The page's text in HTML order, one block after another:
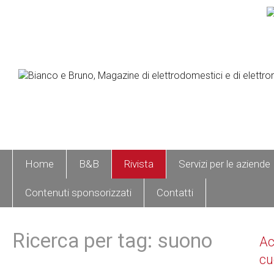
Home B&B Rivista Servizi per le aziende
Contenuti sponsorizzati Contatti
Ricerca per tag: suono